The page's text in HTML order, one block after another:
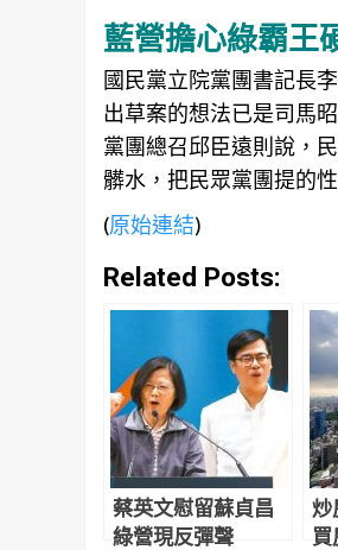
藍營擔心綠霸王
國民黨立院黨團書記長
出草案的想法已是司馬
黨團總召邱臣遠則說，
髒水，把民眾黨團提的
(原始連結)
Related Posts:
蔡英文慰留蘇貞昌
綠營現反彈聲
炒